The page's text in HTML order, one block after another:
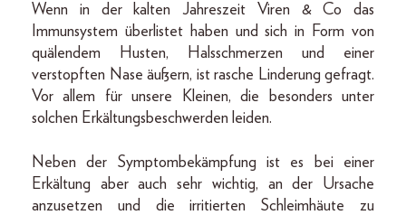
Wenn in der kalten Jahreszeit Viren & Co das
Immunsystem überlistet haben und sich in Form von
quälendem Husten, Halsschmerzen und einer
verstopften Nase äußern, ist rasche Linderung gefragt.
Vor allem für unsere Kleinen, die besonders unter
solchen Erkältungsbeschwerden leiden.
Neben der Symptombekämpfung ist es bei einer
Erkältung aber auch sehr wichtig, an der Ursache
anzusetzen und die irritierten Schleimhäute zu